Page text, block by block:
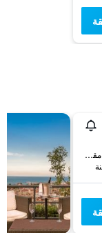
Via Trieste 32, غيوليانوفا, مقاطعة تيرامو, إيطاليا